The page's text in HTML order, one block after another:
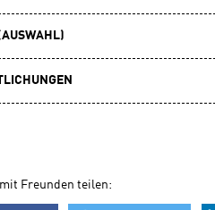
Freunden teilen: